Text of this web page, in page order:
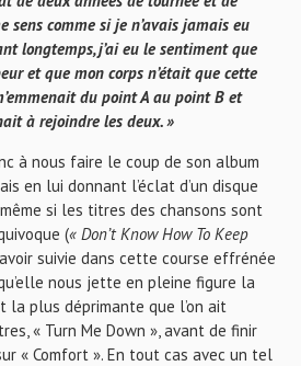
sens comme si je n’avais jamais eu
longtemps, j’ai eu le sentiment que
et que mon corps n’était que cette
du point A au point B et
à rejoindre les deux. »
à nous faire le coup de son album
en lui donnant l’éclat d’un disque
si les titres des chansons sont
(« Don’t Know How To Keep
suivie dans cette course effrénée
nous jette en pleine figure la
plus déprimante que l’on ait
« Turn Me Down », avant de finir
« Comfort ». En tout cas avec un tel